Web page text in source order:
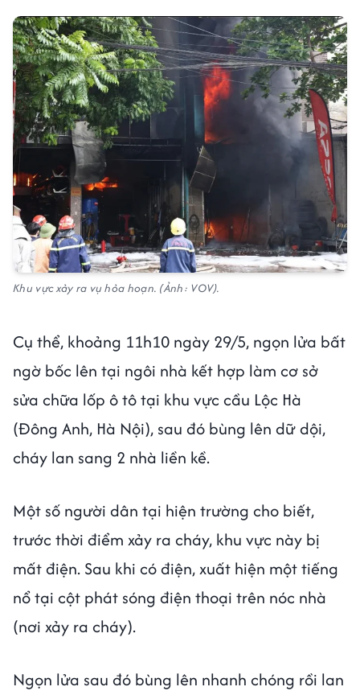
Khu vực xảy ra vụ hỏa hoạn. (Ảnh: VOV).
Cụ thể, khoảng 11h10 ngày 29/5, ngọn lửa bất
ngờ bốc lên tại ngôi nhà kết hợp làm cơ sở
sửa chữa lốp ô tô tại khu vực cầu Lộc Hà
(Đông Anh, Hà Nội), sau đó bùng lên dữ dội,
cháy lan sang 2 nhà liền kề.
Một số người dân tại hiện trường cho biết,
trước thời điểm xảy ra cháy, khu vực này bị
mất điện. Sau khi có điện, xuất hiện một tiếng
nổ tại cột phát sóng điện thoại trên nóc nhà
(nơi xảy ra cháy).
Ngọn lửa sau đó bùng lên nhanh chóng rồi lan